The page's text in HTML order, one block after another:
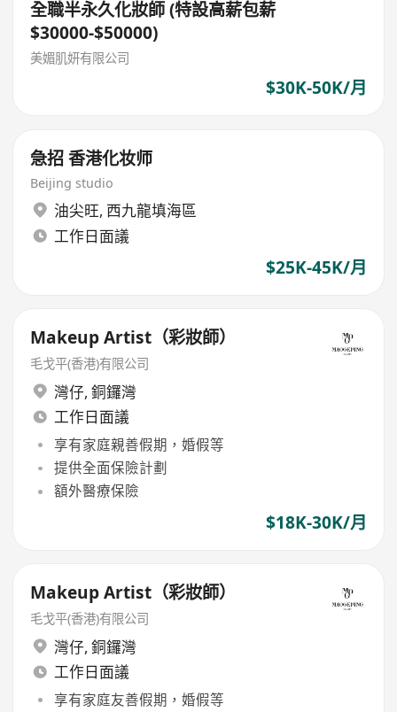
全職半永久化妝師 (特設高薪包薪
$30000-$50000)
美媚肌妍有限公司
$30K-50K/月
急招 香港化妆师
Beijing studio
油尖旺, 西九龍填海區
工作日面議
$25K-45K/月
Makeup Artist（彩妝師）
毛戈平(香港)有限公司
灣仔, 銅鑼灣
工作日面議
享有家庭親善假期，婚假等
提供全面保險計劃
額外醫療保險
$18K-30K/月
Makeup Artist（彩妝師）
毛戈平(香港)有限公司
灣仔, 銅鑼灣
工作日面議
享有家庭友善假期，婚假等